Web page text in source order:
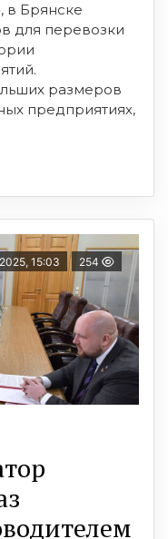
в Брянске
для перевозки
размеров
предприятиях,
15:03 254